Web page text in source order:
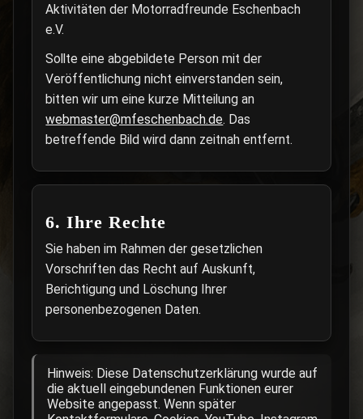
Aktivitäten der Motorradfreunde Eschenbach
e.V.
Sollte eine abgebildete Person mit der
Veröffentlichung nicht einverstanden sein,
bitten wir um eine kurze Mitteilung an
webmaster@mfeschenbach.de. Das
betreffende Bild wird dann zeitnah entfernt.
6. Ihre Rechte
Sie haben im Rahmen der gesetzlichen
Vorschriften das Recht auf Auskunft,
Berichtigung und Löschung Ihrer
personenbezogenen Daten.
Hinweis: Diese Datenschutzerklärung wurde auf
die aktuell eingebundenen Funktionen eurer
Website angepasst. Wenn später